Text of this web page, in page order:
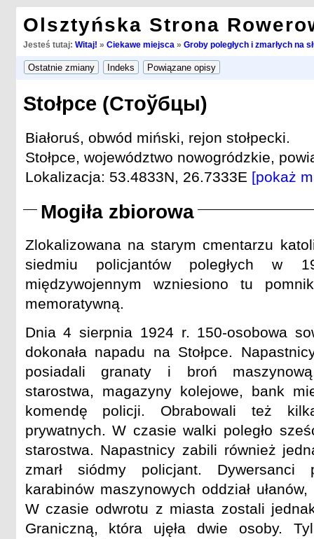
Olsztyńska Strona
Jesteś tutaj: Witaj! » Ciekawe miejsca » Groby poległych i zmarłych na
Stołpce (Стоўбцы)
Białoruś, obwód miński, rejon stołpecki.
Stołpce, województwo nowogródzkie,
Lokalizacja: 53.4833N, 26.7333E [pokaż
Mogiła zbiorowa
Zlokalizowana na starym cmentarzu
siedmiu policjantów poległych w
międzywojennym wzniesiono tu
memoratywną.
Dnia 4 sierpnia 1924 r. 150-osobowa
dokonała napadu na Stołpce.
posiadali granaty i broń
starostwa, magazyny kolejowe, bank
komendę policji. Obrabowali też
prywatnych. W czasie walki poległo
starostwa. Napastnicy zabili również
zmarł siódmy policjant. Dywersanci
karabinów maszynowych oddział
W czasie odwrotu z miasta zostali
Graniczną, która ujęła dwie osoby.